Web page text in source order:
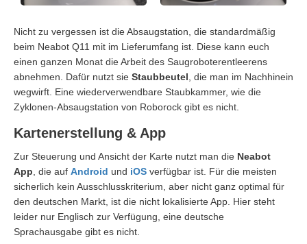
Nicht zu vergessen ist die Absaugstation, die standardmäßig
beim Neabot Q11 mit im Lieferumfang ist. Diese kann euch
einen ganzen Monat die Arbeit des Saugroboterentleerens
abnehmen. Dafür nutzt sie Staubbeutel , die man im Nachhinein
wegwirft. Eine wiederverwendbare Staubkammer, wie die
Zyklonen-Absaugstation von Roborock gibt es nicht.
Kartenerstellung & App
Zur Steuerung und Ansicht der Karte nutzt man die Neabot
App , die auf Android und iOS verfügbar ist. Für die meisten
sicherlich kein Ausschlusskriterium, aber nicht ganz optimal für
den deutschen Markt, ist die nicht lokalisierte App. Hier steht
leider nur Englisch zur Verfügung, eine deutsche
Sprachausgabe gibt es nicht.